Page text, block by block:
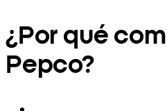
¿Por qué
Pepco?